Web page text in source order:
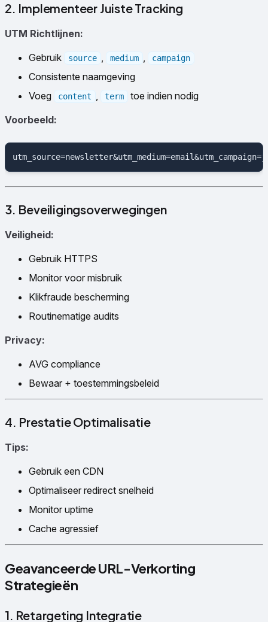
2. Implementeer Juiste Tracking
UTM Richtlijnen:
Gebruik
source , medium , campaign
Consistente naamgeving
Voeg
content , term
toe indien nodig
Voorbeeld:
3. Beveiligingsoverwegingen
Veiligheid:
Gebruik HTTPS
Monitor voor misbruik
Klikfraude bescherming
Routinematige audits
Privacy:
AVG compliance
Bewaar + toestemmingsbeleid
4. Prestatie Optimalisatie
Tips:
Gebruik een CDN
Optimaliseer redirect snelheid
Monitor uptime
Cache agressief
Geavanceerde URL-Verkorting
Strategieën
1. Retargeting Integratie